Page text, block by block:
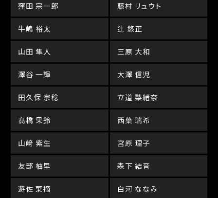
窪田 宗一郎 藤村 リュウト
牛嶋 裕太 辻 悠正
山田 隼人 三原 大和
澤谷 一輝 大澤 信児
田久保 宗稔 立道 梨緒奈
髙橋 果鈴 西葉 瑞希
山﨑 紫生 宮原 理子
友部 柚里 森下 結音
遊佐 菜摘 白河 ななみ